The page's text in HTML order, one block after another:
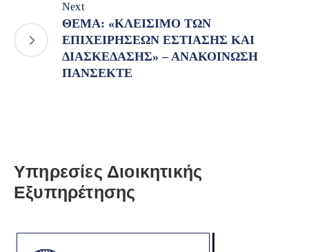
Next
ΘΕΜΑ: «ΚΛΕΙΣΙΜΟ ΤΩΝ
ΕΠΙΧΕΙΡΗΣΕΩΝ ΕΣΤΙΑΣΗΣ ΚΑΙ
ΔΙΑΣΚΕΔΑΣΗΣ» – ΑΝΑΚΟΙΝΩΣΗ
ΠΑΝΣΕΚΤΕ
Υπηρεσίες Διοικητικής
Εξυπηρέτησης